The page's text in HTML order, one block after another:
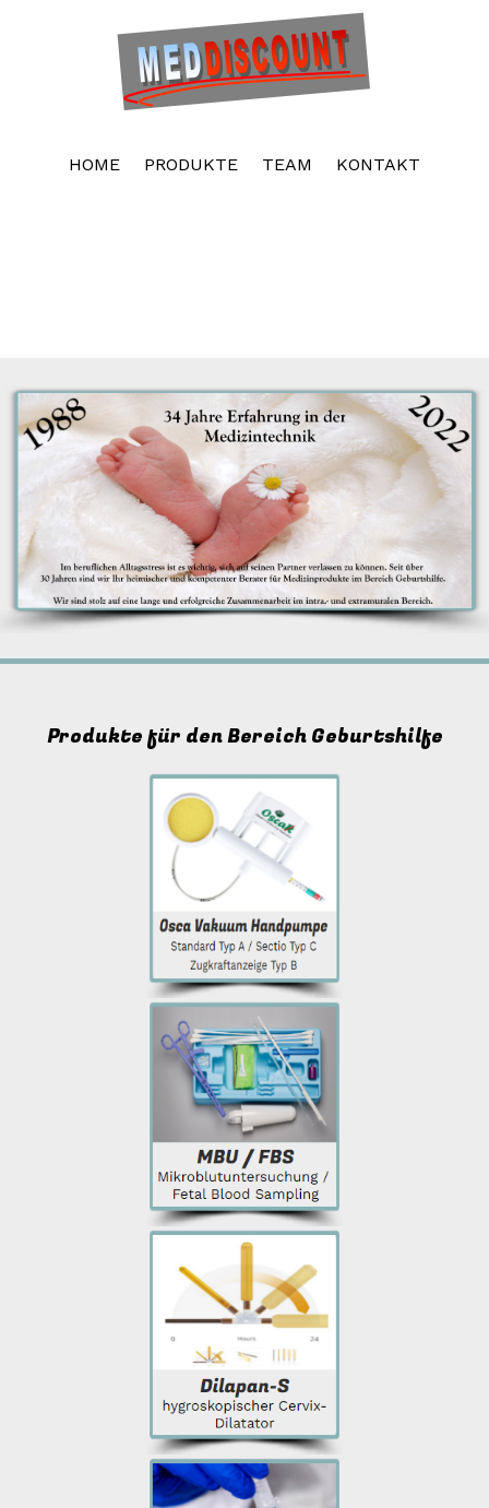
Kostenloser Website-Baukasten. Unbegrenzter
Speicherplatz. Unbegrenzte Websites
HOME PRODUKTE TEAM KONTAKT
Produkte für den Bereich Geburtshilfe